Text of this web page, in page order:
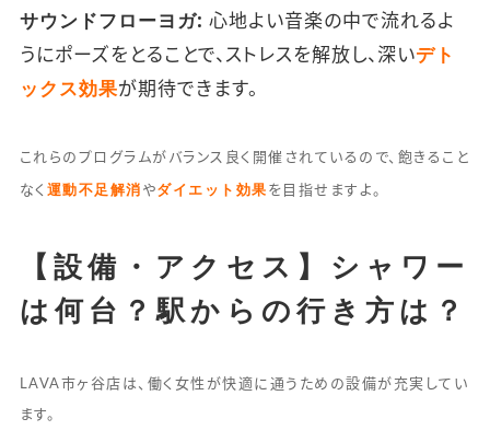
サウンドフローヨガ: 心地よい音楽の中で流れるよ
うにポーズをとることで、ストレスを解放し、深いデト
ックス効果が期待できます。
これらのプログラムがバランス良く開催されているので、飽きること
なく 運動不足解消 やダイエット効果 を目指せますよ。
【設備・アクセス】シャワー
は何台？駅からの行き方は？
LAVA市ヶ谷店は、働く女性が快適に通うための設備が充実してい
ます。